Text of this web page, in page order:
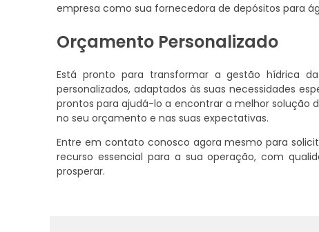
empresa como sua fornecedora de depósitos para
Orçamento Personalizado
Está pronto para transformar a gestão hídrica
personalizados, adaptados às suas necessidades
prontos para ajudá-lo a encontrar a melhor solução
no seu orçamento e nas suas expectativas.
Entre em contato conosco agora mesmo para
recurso essencial para a sua operação, com
prosperar.